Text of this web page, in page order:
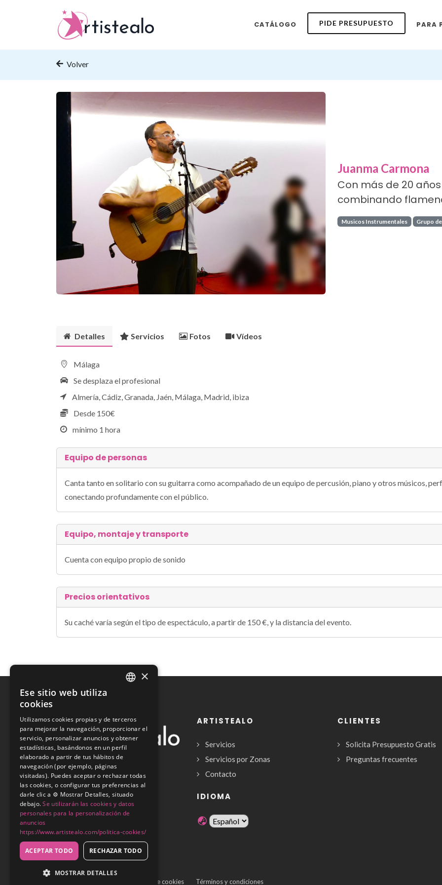
CATÁLOGO PIDE PRESUPUESTO PARA
Volver
Juanma Carmona
Con más de 20
combinando
Musicos Instrumentales Grupo
Detalles Servicios Fotos Vídeos
Málaga
Se desplaza el profesional
Almería, Cádiz, Granada, Jaén, Málaga, Madrid, ibiza
Desde 150€
mínimo 1 hora
Equipo de personas
Canta tanto en solitario con su guitarra como acompañado de un equipo de percusión, piano y otros músicos,
conectando profundamente con el público.
Equipo, montaje y transporte
Cuenta con equipo propio de sonido
Precios orientativos
Su caché varía según el tipo de espectáculo, a partir de 150 €, y la distancia del evento.
Copyrights © 2026
ARTISTEALO
Servicios
Servicios por Zonas
Contacto
IDIOMA
CLIENTES
Solicita Presupuesto Gratis
Preguntas frecuentes
Política de cookies Términos y condiciones
×
Ese sitio web utiliza
cookies
Utilizamos cookies propias y de terceros
para mejorar la navegación, proporcionar el
servicio, personalizar anuncios y obtener
estadísticas, basándonos en un perfil
elaborado a partir de tus hábitos de
navegación (por ejemplo, páginas
visitadas). Puedes aceptar o rechazar todas
las cookies, o configurar tus preferencias al
darle clic a ⚙️ Mostrar Detalles, situado
debajo.Se utilizarán las cookies y datos
personales para la personalización de
anuncios
https://www.artistealo.com/politica-cookies/
ACEPTAR TODO RECHAZAR TODO
MOSTRAR DETALLES